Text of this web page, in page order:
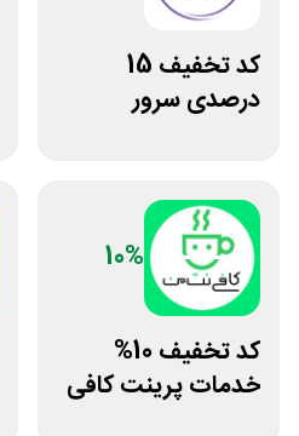
کد تخفیف 15
درصدی سرور
10%
کد تخفیف 10%
خدمات پرینت کافی